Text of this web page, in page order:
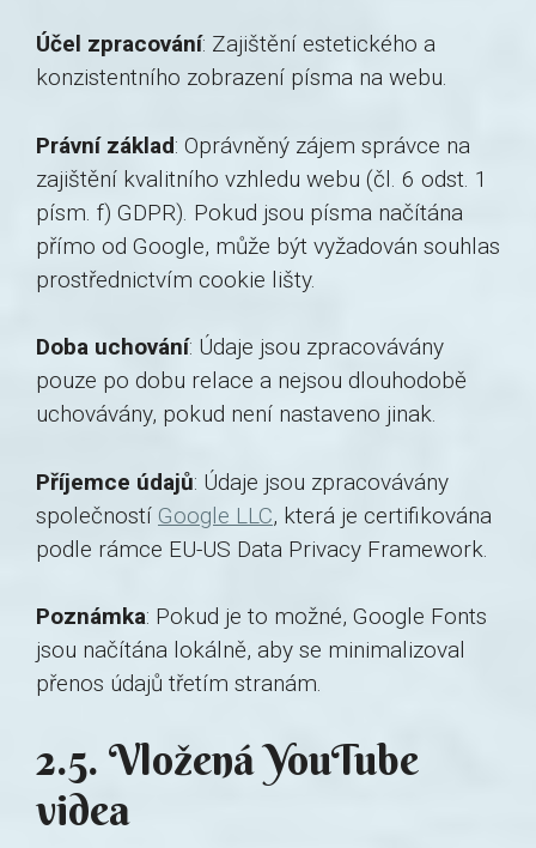
Účel zpracování: Zajištění estetického a
konzistentního zobrazení písma na webu.
Právní základ: Oprávněný zájem správce na
zajištění kvalitního vzhledu webu (čl. 6 odst. 1
písm. f) GDPR). Pokud jsou písma načítána
přímo od Google, může být vyžadován souhlas
prostřednictvím cookie lišty.
Doba uchování: Údaje jsou zpracovávány
pouze po dobu relace a nejsou dlouhodobě
uchovávány, pokud není nastaveno jinak.
Příjemce údajů: Údaje jsou zpracovávány
společností Google LLC, která je certifikována
podle rámce EU-US Data Privacy Framework.
Poznámka: Pokud je to možné, Google Fonts
jsou načítána lokálně, aby se minimalizoval
přenos údajů třetím stranám.
2.5. Vložená YouTube
videa